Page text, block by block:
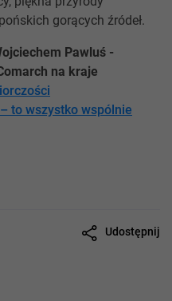
gorących źródeł.
Pawluś -
na kraje
to wszystko wspólnie
Udostępnij